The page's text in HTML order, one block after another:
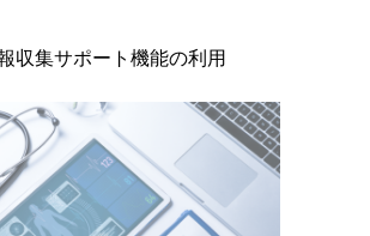
がん お役立ち情報
けるCRSや神経学的事象のマネ
いて
収集サポート機能の利用